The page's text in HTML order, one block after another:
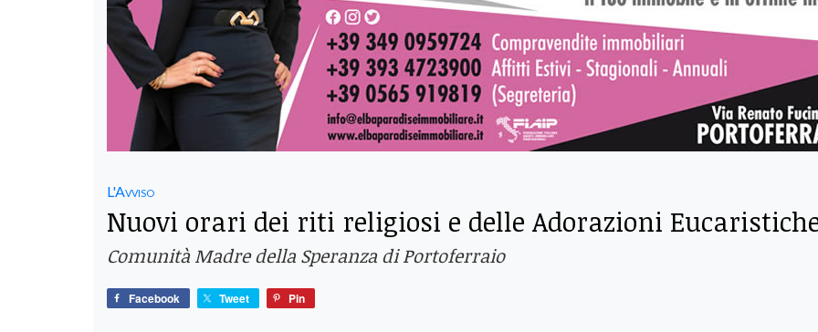
L'Avviso
Nuovi orari dei riti religiosi e delle Adorazioni
Comunità Madre della Speranza di Portoferraio
Facebook Tweet Pin